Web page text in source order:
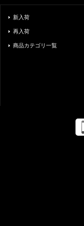
新入荷
再入荷
商品カテゴリ一覧